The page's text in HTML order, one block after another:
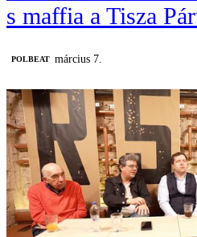
s maffia a Tisza
‎POLBEAT március 7.